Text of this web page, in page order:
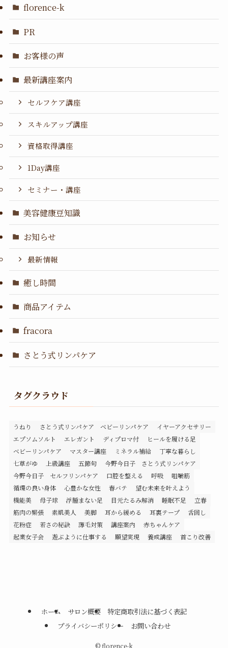
florence-k
PR
お客様の声
最新講座案内
セルフケア講座
スキルアップ講座
資格取得講座
1Day講座
セミナー・講座
美容健康豆知識
お知らせ
最新情報
癒し時間
商品アイテム
fracora
さとう式リンパケア
タグクラウド
うねり さとう式リンパケア ベビーリンパケア
イヤーアクセサリー
エプソムソルト
エレガント ディプロマ付
ヒールを履ける足
ベビーリンパケア
マスター講座 ミネラル補給
丁寧な暮らし
七草がゆ
上級講座 五節句
今野今日子 さとう式リンパケア
今野今日子 セルフリンパケア
口腔を整える 呼吸
咀嚼筋
循環の良い身体
心豊かな女性 春バテ
望む未来を叶えよう
機能美
母子球 浮腫まない足 目元たるみ解消 睡眠不足
立春
筋肉の緊張
素肌美人 美脚 耳から緩める 耳裏テープ
舌回し
花粉症
若さの秘訣 薄毛対策 講座案内
赤ちゃんケア
起業女子会
遊ぶように仕事する 願望実現 養成講座 首こり改善
ホーム サロン概要
特定商取引法に基づく表記
プライバシーポリシー
お問い合わせ
©florence-k